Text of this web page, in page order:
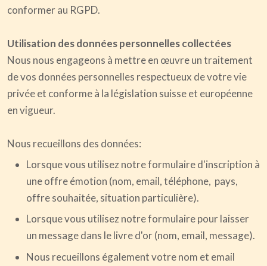
conformer au RGPD.
Utilisation des données personnelles collectées
Nous nous engageons à mettre en œuvre un traitement
de vos données personnelles respectueux de votre vie
privée et conforme à la législation suisse et européenne
en vigueur.
Nous recueillons des données:
Lorsque vous utilisez notre formulaire d'inscription à
une offre émotion (nom, email, téléphone, pays,
offre souhaitée, situation particulière).
Lorsque vous utilisez notre formulaire pour laisser
un message dans le livre d'or (nom, email, message).
Nous recueillons également votre nom et email